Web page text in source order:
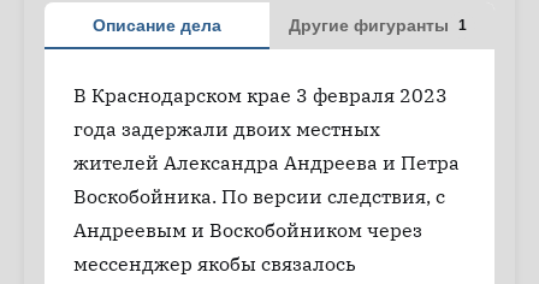
Описание дела Другие фигуранты 1
В Краснодарском крае 3 февраля 2023
года задержали двоих местных
жителей Александра Андреева и Петра
Воскобойника. По версии следствия, с
Андреевым и Воскобойником через
мессенджер якобы связалось